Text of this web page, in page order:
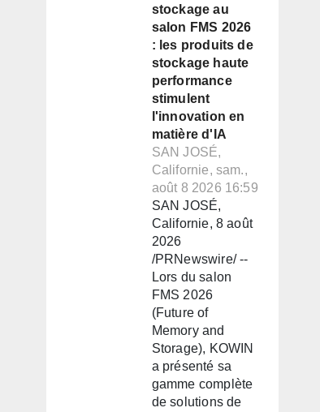
stockage au
salon FMS 2026
: les produits de
stockage haute
performance
stimulent
l'innovation en
matière d'IA
SAN JOSÉ,
Californie, sam.,
août 8 2026 16:59
SAN JOSÉ,
Californie, 8 août
2026
/PRNewswire/ --
Lors du salon
FMS 2026
(Future of
Memory and
Storage), KOWIN
a présenté sa
gamme complète
de solutions de